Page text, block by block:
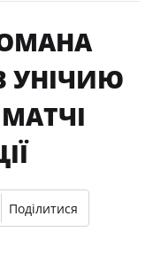
УНІЧИЮ
Поділитися